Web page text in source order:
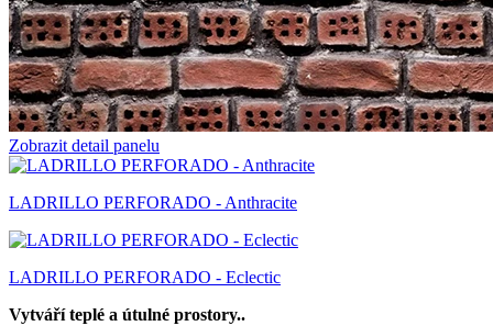
Zobrazit detail panelu
LADRILLO PERFORADO - Anthracite
LADRILLO PERFORADO - Eclectic
Vytváří teplé a útulné prostory..